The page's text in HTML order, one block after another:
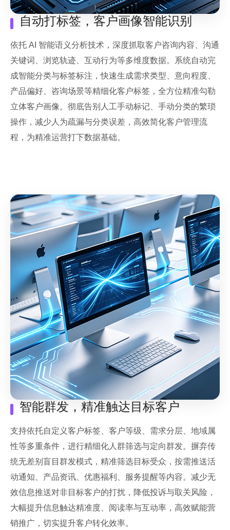
自动打标签，客户画像智能识别
依托 AI 智能语义分析技术，深度抓取客户咨询内容、沟通
关键词、浏览轨迹、互动行为等多维度数据。系统自动完
成智能分类与标签标注，快速生成需求类型、意向程度、
产品偏好、咨询场景等精细化客户标签，全方位精准勾勒
立体客户画像。彻底告别人工手动标记、手动分类的繁琐
操作，减少人为疏漏与分类误差，高效简化客户管理流
程，为精准运营打下数据基础。
智能群发，精准触达目标客户
支持依托自定义客户标签、客户等级、需求分层、地域属
性等多重条件，进行精细化人群筛选与定向群发。摒弃传
统无差别盲目群发模式，精准筛选目标受众，按需推送活
动通知、产品资讯、优惠福利、服务提醒等内容。减少无
效信息推送对非目标客户的打扰，降低投诉与取关风险，
大幅提升信息触达精准度、阅读率与互动率，高效赋能营
销推广，切实提升客户转化效率。